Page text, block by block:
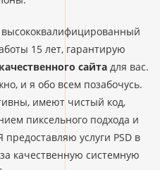
15 лет, гарантирую
сайта для вас.
и я обо всем позабочусь.
имеют чистый код,
пиксельного подхода и
услуги PSD в
качественную системную